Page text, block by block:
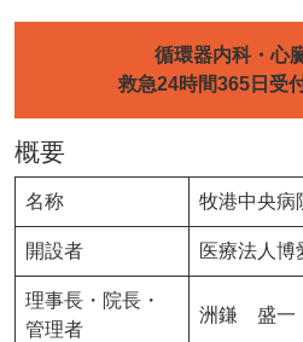
循環器内科・心
救急24時間365日受
概要
名称 牧港中央病
開設者 医療法人博
理事長・院長・
管理者
洲鎌 盛一